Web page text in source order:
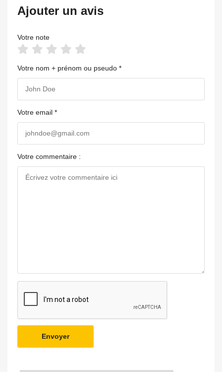
Ajouter un avis
Votre note
Votre nom + prénom ou pseudo *
Votre email *
Votre commentaire :
Envoyer